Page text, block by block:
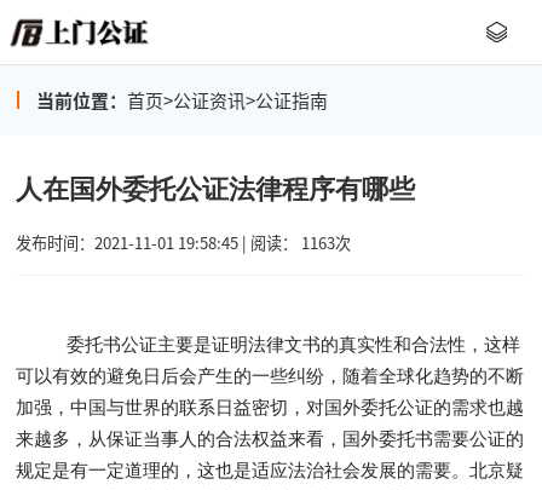
当前位置： 首页>公证资讯>公证指南
人在国外委托公证法律程序有哪些
发布时间：2021-11-01 19:58:45 | 阅读： 1163次
委托书公证主要是证明法律文书的真实性和合法性，这样
可以有效的避免日后会产生的一些纠纷，随着全球化趋势的不断
加强，中国与世界的联系日益密切，对国外委托公证的需求也越
来越多，从保证当事人的合法权益来看，国外委托书需要公证的
规定是有一定道理的，这也是适应法治社会发展的需要。北京疑